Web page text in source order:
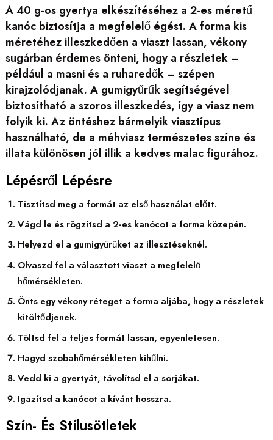
A 40 g-os gyertya elkészítéséhez a 2-es méretű
kanóc biztosítja a megfelelő égést. A forma kis
méretéhez illeszkedően a viaszt lassan, vékony
sugárban érdemes önteni, hogy a részletek –
például a masni és a ruharedők – szépen
kirajzolódjanak. A gumigyűrűk segítségével
biztosítható a szoros illeszkedés, így a viasz nem
folyik ki. Az öntéshez bármelyik viasztípus
használható, de a méhviasz természetes színe és
illata különösen jól illik a kedves malac figurához.
Lépésről Lépésre
Tisztítsd meg a formát az első használat előtt.
Vágd le és rögzítsd a 2-es kanócot a forma közepén.
Helyezd el a gumigyűrűket az illesztéseknél.
Olvaszd fel a választott viaszt a megfelelő
hőmérsékleten.
Önts egy vékony réteget a forma aljába, hogy a részletek
kitöltődjenek.
Töltsd fel a teljes formát lassan, egyenletesen.
Hagyd szobahőmérsékleten kihűlni.
Vedd ki a gyertyát, távolítsd el a sorjákat.
Igazítsd a kanócot a kívánt hosszra.
Szín- És Stílusötletek